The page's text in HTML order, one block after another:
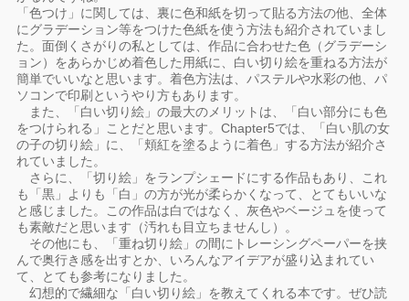
「色つけ」に関しては、裏に色和紙を切って貼る方法の他、全体
にグラデーション等をつけた色紙を使う方法も紹介されていまし
た。面倒くさがりの私としては、作品に合わせた色（グラデーシ
ョン）をあらかじめ着色した用紙に、白い切り絵を重ねる方法が
簡単でいいなと思います。着色方法は、パステルや水彩の他、パ
ソコンで印刷というやり方もあります。
また、「白い切り絵」の最大のメリットは、「白い部分にも色
をつけられる」ことだと思います。Chapter5では、「白い肌の女
の子の切り絵」に、「頬紅を塗るように着色」する方法が紹介さ
れていました。
さらに、「切り絵」をランプシェードにする作品もあり、これ
も「黒」よりも「白」の方が光が柔らかくなって、とてもいいな
と感じました。この作品は白ではなく、灰色やベージュを使って
も素敵だと思います（汚れも目立ちませんし）。
その他にも、「重ね切り絵」の間にトレーシングペーパーを挟
んで奥行き感を出すとか、いろんなアイデアが盛り込まれてい
て、とても参考になりました。
幻想的で繊細な「白い切り絵」を教えてくれる本です。ぜひ読